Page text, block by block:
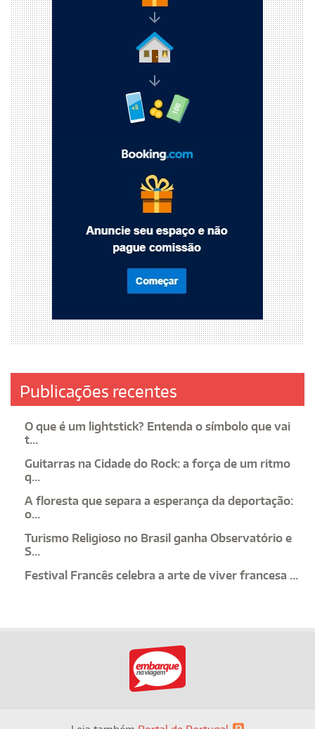
Publicações recentes
O que é um lightstick? Entenda o símbolo que vai
t...
Guitarras na Cidade do Rock: a força de um ritmo
q...
A floresta que separa a esperança da deportação:
o...
Turismo Religioso no Brasil ganha Observatório e
S...
Festival Francês celebra a arte de viver francesa ...